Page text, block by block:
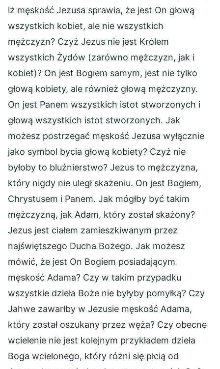
iż męskość Jezusa sprawia, że jest On głową
wszystkich kobiet, ale nie wszystkich
mężczyzn? Czyż Jezus nie jest Królem
wszystkich Żydów (zarówno mężczyzn, jak i
kobiet)? On jest Bogiem samym, jest nie tylko
głową kobiety, ale również głową mężczyzny.
On jest Panem wszystkich istot stworzonych i
głową wszystkich istot stworzonych. Jak
możesz postrzegać męskość Jezusa wyłącznie
jako symbol bycia głową kobiety? Czyż nie
byłoby to bluźnierstwo? Jezus to mężczyzna,
który nigdy nie uległ skażeniu. On jest Bogiem,
Chrystusem i Panem. Jak mógłby być takim
mężczyzną, jak Adam, który został skażony?
Jezus jest ciałem zamieszkiwanym przez
najświętszego Ducha Bożego. Jak możesz
mówić, że jest On Bogiem posiadającym
męskość Adama? Czy w takim przypadku
wszystkie dzieła Boże nie byłyby pomyłką? Czy
Jahwe zawarłby w Jezusie męskość Adama,
który został oszukany przez węża? Czy obecne
wcielenie nie jest kolejnym przykładem dzieła
Boga wcielonego, który różni się płcią od